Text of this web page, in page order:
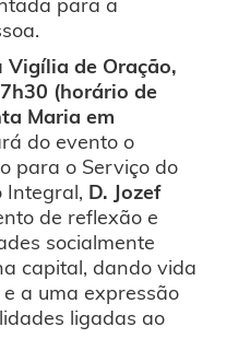
Vigília de Oração,
(horário de
Maria em
do evento o
para o Serviço do
Integral, D. Jozef
de reflexão e
socialmente
capital, dando vida
a uma expressão
ligadas ao